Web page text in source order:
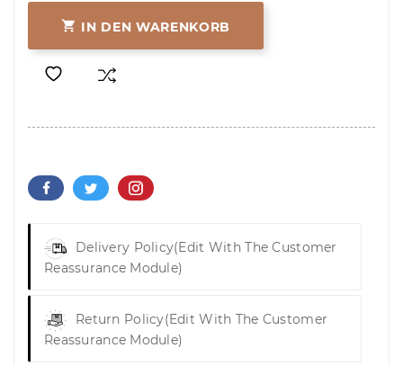
 IN DEN WARENKORB
Delivery Policy(edit With The Customer
Reassurance Module)
Return Policy(edit With The Customer
Reassurance Module)